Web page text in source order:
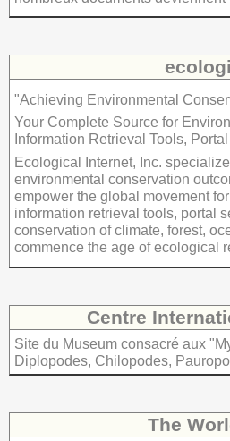
"Achieving Environmental
Your Complete Source for
Information Retrieval Tools,
Ecological Internet, Inc.
environmental conservation
empower the global movement
information retrieval tools, portal
conservation of climate, forest,
commence the age of ecological
Centre
Site du Museum consacré aux
Diplopodes, Chilopodes,
The